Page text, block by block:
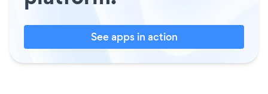
See apps in action